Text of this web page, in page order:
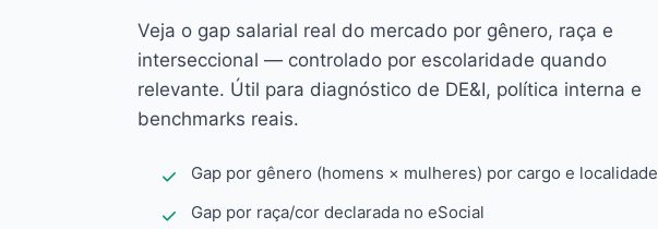
Veja o gap salarial real do mercado por gênero, raça e
interseccional — controlado por escolaridade quando
relevante. Útil para diagnóstico de DE&I, política interna e
benchmarks reais.
Gap por gênero (homens × mulheres) por cargo e localidade
Gap por raça/cor declarada no eSocial